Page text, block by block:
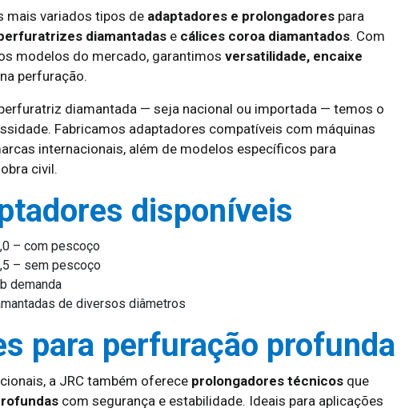
mais variados tipos de adaptadores e prolongadores para
diamantadas e cálices coroa diamantados. Com
modelos do mercado, garantimos versatilidade, encaixe
na perfuração.
diamantada — seja nacional ou importada — temos o
Fabricamos adaptadores compatíveis com máquinas
internacionais, além de modelos específicos para
civil.
disponíveis
– com pescoço
– sem pescoço
demanda
de diversos diâmetros
para perfuração profunda
a JRC também oferece prolongadores técnicos que
com segurança e estabilidade. Ideais para aplicações